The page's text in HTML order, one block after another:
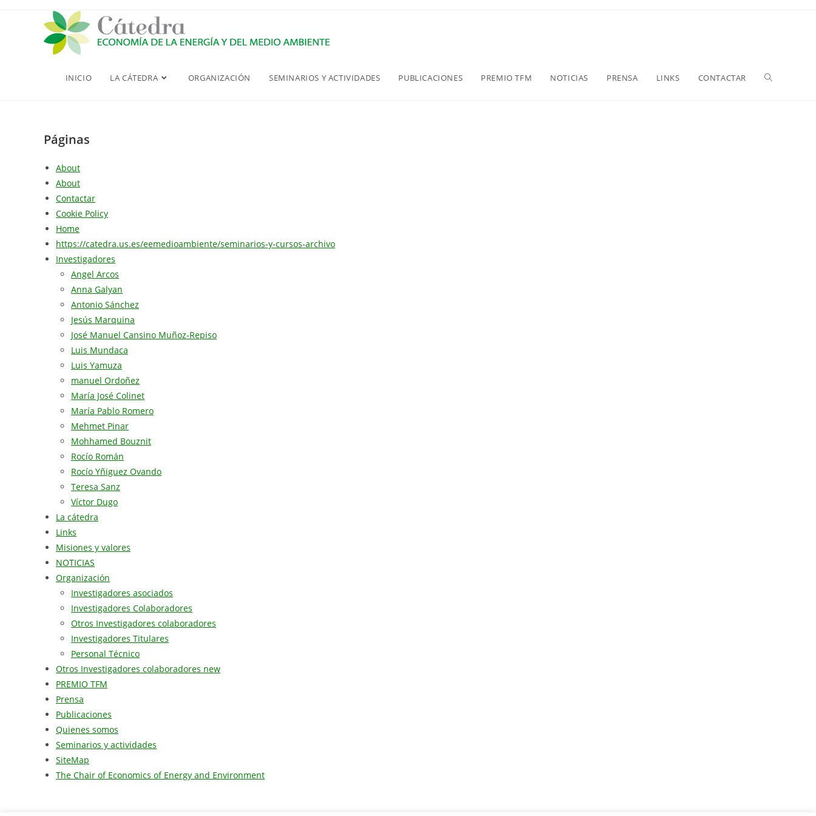
INICIO LA CÁTEDRA ORGANIZACIÓN SEMINARIOS Y ACTIVIDADES PUBLICACIONES PREMIO TFM NOTICIAS PRENSA LINKS CONTACTAR
Páginas
About
About
Contactar
Cookie Policy
Home
https://catedra.us.es/eemedioambiente/seminarios-y-cursos-archivo
Investigadores
Angel Arcos
Anna Galyan
Antonio Sánchez
Jesús Marquina
José Manuel Cansino Muñoz-Repiso
Luis Mundaca
Luis Yamuza
manuel Ordoñez
María José Colinet
María Pablo Romero
Mehmet Pinar
Mohhamed Bouznit
Rocío Román
Rocío Yñiguez Ovando
Teresa Sanz
Víctor Dugo
La cátedra
Links
Misiones y valores
NOTICIAS
Organización
Investigadores asociados
Investigadores Colaboradores
Otros Investigadores colaboradores
Investigadores Titulares
Personal Técnico
Otros Investigadores colaboradores new
PREMIO TFM
Prensa
Publicaciones
Quienes somos
Seminarios y actividades
SiteMap
The Chair of Economics of Energy and Environment